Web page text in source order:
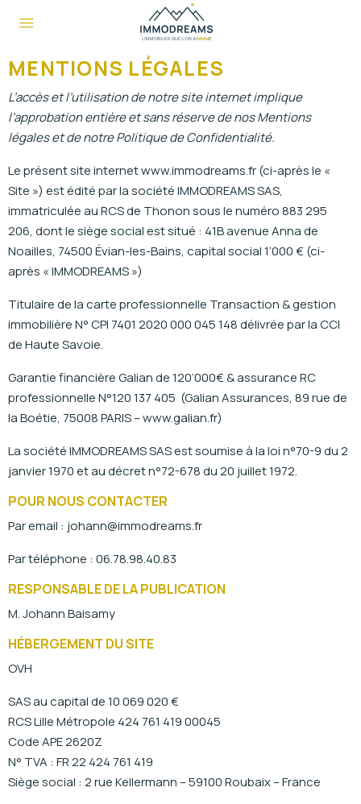
MENTIONS LÉGALES
L’accès et l’utilisation de notre site internet implique
l’approbation entière et sans réserve de nos Mentions
légales et de notre Politique de Confidentialité.
Le présent site internet www.immodreams.fr (ci-après le «
Site ») est édité par la société IMMODREAMS SAS,
immatriculée au RCS de Thonon sous le numéro 883 295
206, dont le siège social est situé : 41B avenue Anna de
Noailles, 74500 Évian-les-Bains, capital social 1’000 € (ci-
après « IMMODREAMS »)
Titulaire de la carte professionnelle Transaction & gestion
immobilière N° CPI 7401 2020 000 045 148 délivrée par la CCI
de Haute Savoie.
Garantie financière Galian de 120’000€ & assurance RC
professionnelle N°120 137 405 (Galian Assurances, 89 rue de
la Boétie, 75008 PARIS – www.galian.fr)
La société IMMODREAMS SAS est soumise à la loi n°70-9 du 2
janvier 1970 et au décret n°72-678 du 20 juillet 1972.
POUR NOUS CONTACTER
Par email : johann@immodreams.fr
Par téléphone : 06.78.98.40.83
RESPONSABLE DE LA PUBLICATION
M. Johann Baisamy
HÉBERGEMENT DU SITE
OVH
SAS au capital de 10 069 020 €
RCS Lille Métropole 424 761 419 00045
Code APE 2620Z
N° TVA : FR 22 424 761 419
Siège social : 2 rue Kellermann – 59100 Roubaix – France